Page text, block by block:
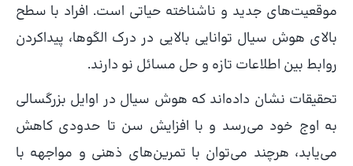
موقعیت‌های جدید و ناشناخته حیاتی است. افراد با سطح
بالای هوش سیال توانایی بالایی در درک الگوها، پیداکردن
روابط بین اطلاعات تازه و حل مسائل نو دارند.
تحقیقات نشان داده‌اند که هوش سیال در اوایل بزرگسالی
به اوج خود می‌رسد و با افزایش سن تا حدودی کاهش
می‌یابد، هرچند می‌توان با تمرین‌های ذهنی و مواجهه با